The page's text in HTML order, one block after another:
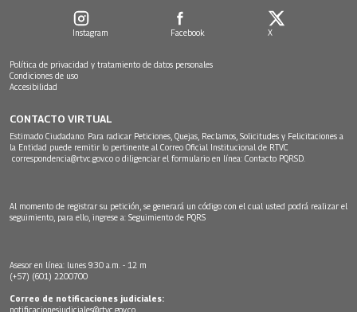
Instagram Facebook X
Política de privacidad y tratamiento de datos personales
Condiciones de uso
Accesibilidad
CONTACTO VIRTUAL
Estimado Ciudadano: Para radicar Peticiones, Quejas, Reclamos, Solicitudes y Felicitaciones a
la Entidad puede remitir lo pertinente al Correo Oficial Institucional de RTVC
correspondencia@rtvc.gov.co o diligenciar el formulario en línea: Contacto PQRSD.
Al momento de registrar su petición, se generará un código con el cual usted podrá realizar el
seguimiento, para ello, ingrese a: Seguimiento de PQRS
Asesor en línea: lunes 9:30 a.m. - 12 m
(+57) (601) 2200700
Correo de notificaciones judiciales:
notificacionesjudiciales@rtvc.gov.co